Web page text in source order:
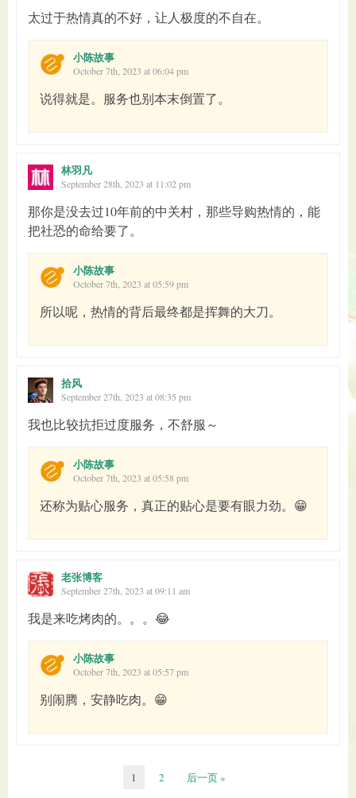
太过于热情真的不好，让人极度的不自在。
小陈故事
October 7th, 2023 at 06:04 pm
说得就是。服务也别本末倒置了。
林羽凡
September 28th, 2023 at 11:02 pm
那你是没去过10年前的中关村，那些导购热情的，能
把社恐的命给要了。
小陈故事
October 7th, 2023 at 05:59 pm
所以呢，热情的背后最终都是挥舞的大刀。
拾风
September 27th, 2023 at 08:35 pm
我也比较抗拒过度服务，不舒服～
小陈故事
October 7th, 2023 at 05:58 pm
还称为贴心服务，真正的贴心是要有眼力劲。😁
老张博客
September 27th, 2023 at 09:11 am
我是来吃烤肉的。。。😂
小陈故事
October 7th, 2023 at 05:57 pm
别闹腾，安静吃肉。😁
1 2 后一页 »